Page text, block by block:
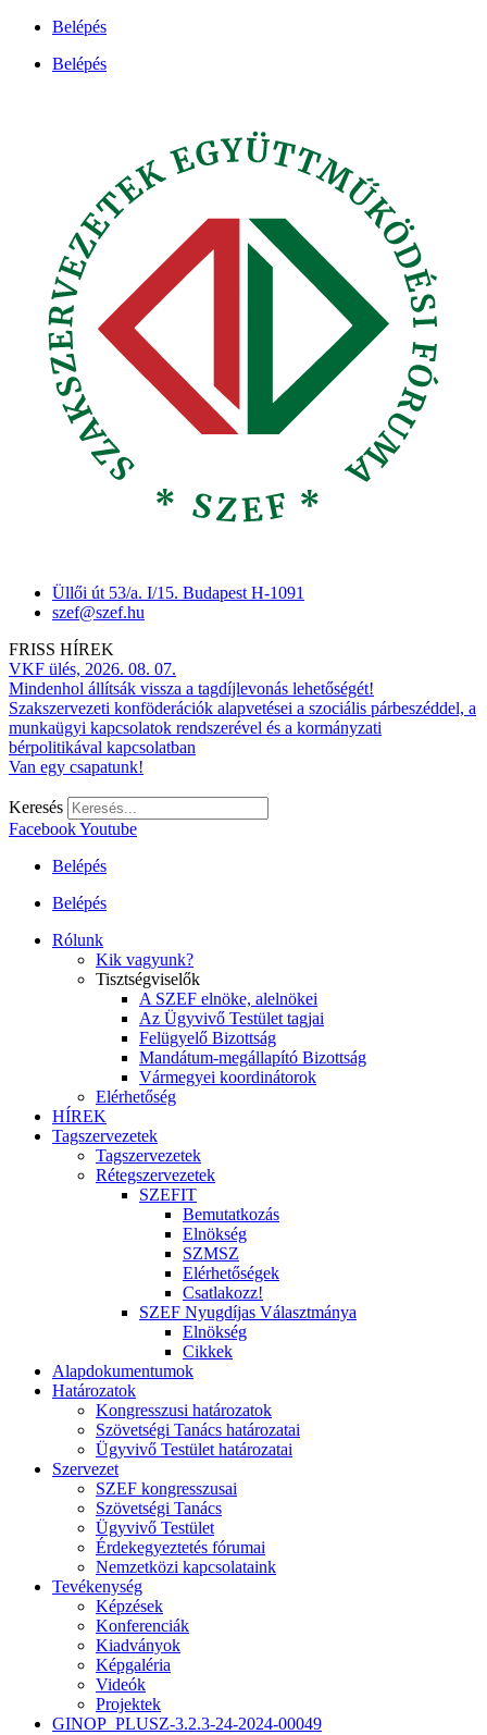
Ugrás
tartalomhoz
Belépés
Belépés
Üllői út 53/a. I/15. Budapest H-1091
szef@szef.hu
FRISS HÍREK
VKF ülés, 2026. 08. 07.
Mindenhol állítsák vissza a tagdíjlevonás lehetőségét!
Szakszervezeti konföderációk alapvetései a szociális párbeszéddel, a
munkaügyi kapcsolatok rendszerével és a kormányzati
bérpolitikával kapcsolatban
Van egy csapatunk!
Keresés
FacebookYoutube
Belépés
Belépés
Rólunk
Kik vagyunk?
Tisztségviselők
A SZEF elnöke, alelnökei
Az Ügyvivő Testület tagjai
Felügyelő Bizottság
Mandátum-megállapító Bizottság
Vármegyei koordinátorok
Elérhetőség
HÍREK
Tagszervezetek
Tagszervezetek
Rétegszervezetek
SZEFIT
Bemutatkozás
Elnökség
SZMSZ
Elérhetőségek
Csatlakozz!
SZEF Nyugdíjas Választmánya
Elnökség
Cikkek
Alapdokumentumok
Határozatok
Kongresszusi határozatok
Szövetségi Tanács határozatai
Ügyvivő Testület határozatai
Szervezet
SZEF kongresszusai
Szövetségi Tanács
Ügyvivő Testület
Érdekegyeztetés fórumai
Nemzetközi kapcsolataink
Tevékenység
Képzések
Konferenciák
Kiadványok
Képgaléria
Videók
Projektek
GINOP_PLUSZ-3.2.3-24-2024-00049